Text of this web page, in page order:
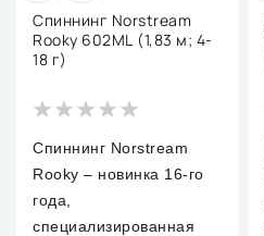
Спиннинг Norstream
Rooky 602ML (1,83 м; 4-
18 г)
Спиннинг Norstream
Rooky – новинка 16-го
года,
специализированная